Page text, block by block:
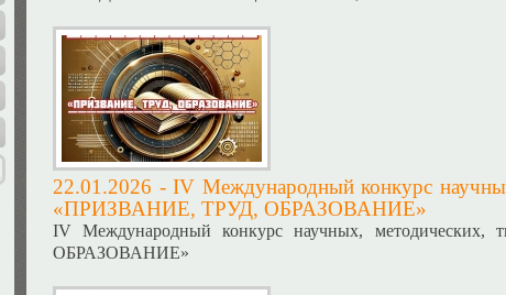
22.01.2026 -IV Международный конкурс
«ПРИЗВАНИЕ, ТРУД, ОБРАЗОВАНИЕ»
IV Международный конкурс научных,
ОБРАЗОВАНИЕ»